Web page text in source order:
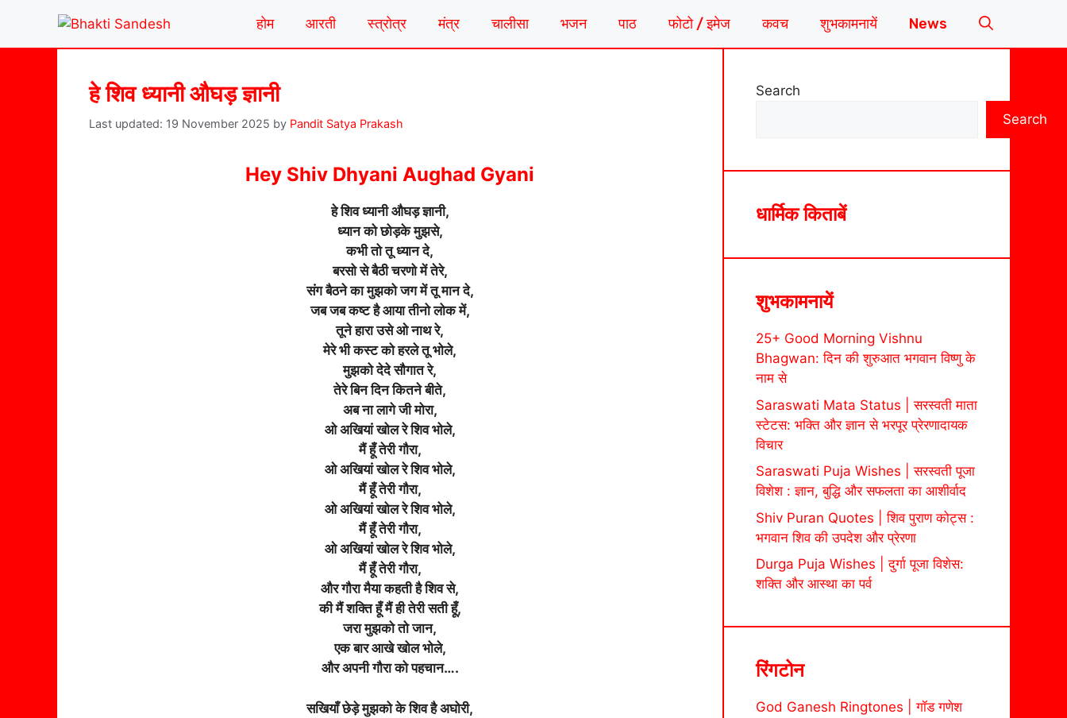
content
होम आरती स्त्रोत्र मंत्र चालीसा भजन पाठ फोटो / इमेज कवच शुभकामनायें News
हे शिव ध्यानी औघड़ ज्ञानी
19 November 2025 by Pandit Satya Prakash
Hey Shiv Dhyani Aughad Gyani
हे शिव ध्यानी औघड़ ज्ञानी,
ध्यान को छोड़के मुझसे,
कभी तो तू ध्यान दे,
बरसो से बैठी चरणो में तेरे,
संग बैठने का मुझको जग में तू मान दे,
जब जब कष्ट है आया तीनो लोक में,
तूने हारा उसे ओ नाथ रे,
मेरे भी कस्ट को हरले तू भोले,
मुझको देदे सौगात रे,
तेरे बिन दिन कितने बीते,
अब ना लागे जी मोरा,
ओ अखियां खोल रे शिव भोले,
मैं हूँ तेरी गौरा,
ओ अखियां खोल रे शिव भोले,
मैं हूँ तेरी गौरा,
ओ अखियां खोल रे शिव भोले,
मैं हूँ तेरी गौरा,
ओ अखियां खोल रे शिव भोले,
मैं हूँ तेरी गौरा,
और गौरा मैया कहती है शिव से,
की मैं शक्ति हूँ मैं ही तेरी सती हूँ,
जरा मुझको तो जान,
एक बार आखे खोल भोले,
और अपनी गौरा को पहचान….
सखियाँ छेड़े मुझको के शिव है अघोरी,
Search
Search
धार्मिक किताबें
शुभकामनायें
25+ Good Morning Vishnu
Bhagwan: दिन की शुरुआत भगवान विष्णु के
नाम से
Saraswati Mata Status | सरस्वती माता
स्टेटस: भक्ति और ज्ञान से भरपूर प्रेरणादायक
विचार
Saraswati Puja Wishes | सरस्वती पूजा
विशेश : ज्ञान, बुद्धि और सफलता का आशीर्वाद
Shiv Puran Quotes | शिव पुराण कोट्स :
भगवान शिव की उपदेश और प्रेरणा
Durga Puja Wishes | दुर्गा पूजा विशेस:
शक्ति और आस्था का पर्व
रिंगटोन
God Ganesh Ringtones | गॉड गणेश